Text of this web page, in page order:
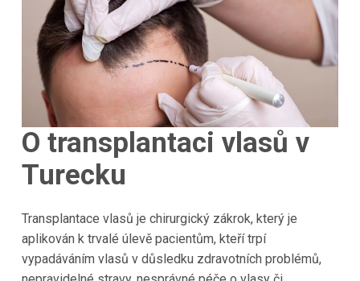
O transplantaci vlasů v
Turecku
Transplantace vlasů je chirurgický zákrok, který je
aplikován k trvalé úlevě pacientům, kteří trpí
vypadáváním vlasů v důsledku zdravotních problémů,